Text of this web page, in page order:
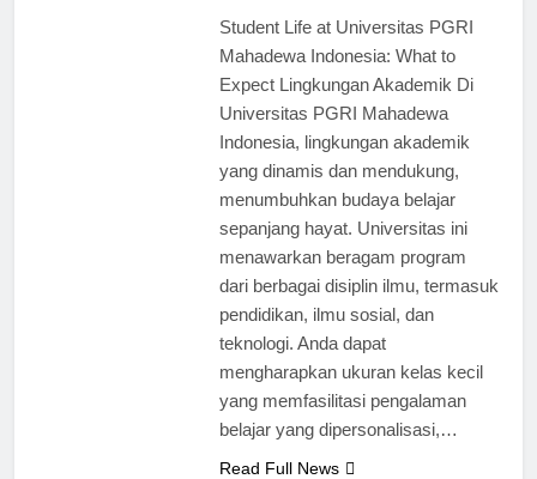
Student Life at Universitas PGRI
Mahadewa Indonesia: What to
Expect Lingkungan Akademik Di
Universitas PGRI Mahadewa
Indonesia, lingkungan akademik
yang dinamis dan mendukung,
menumbuhkan budaya belajar
sepanjang hayat. Universitas ini
menawarkan beragam program
dari berbagai disiplin ilmu, termasuk
pendidikan, ilmu sosial, dan
teknologi. Anda dapat
mengharapkan ukuran kelas kecil
yang memfasilitasi pengalaman
belajar yang dipersonalisasi,…
Read Full News